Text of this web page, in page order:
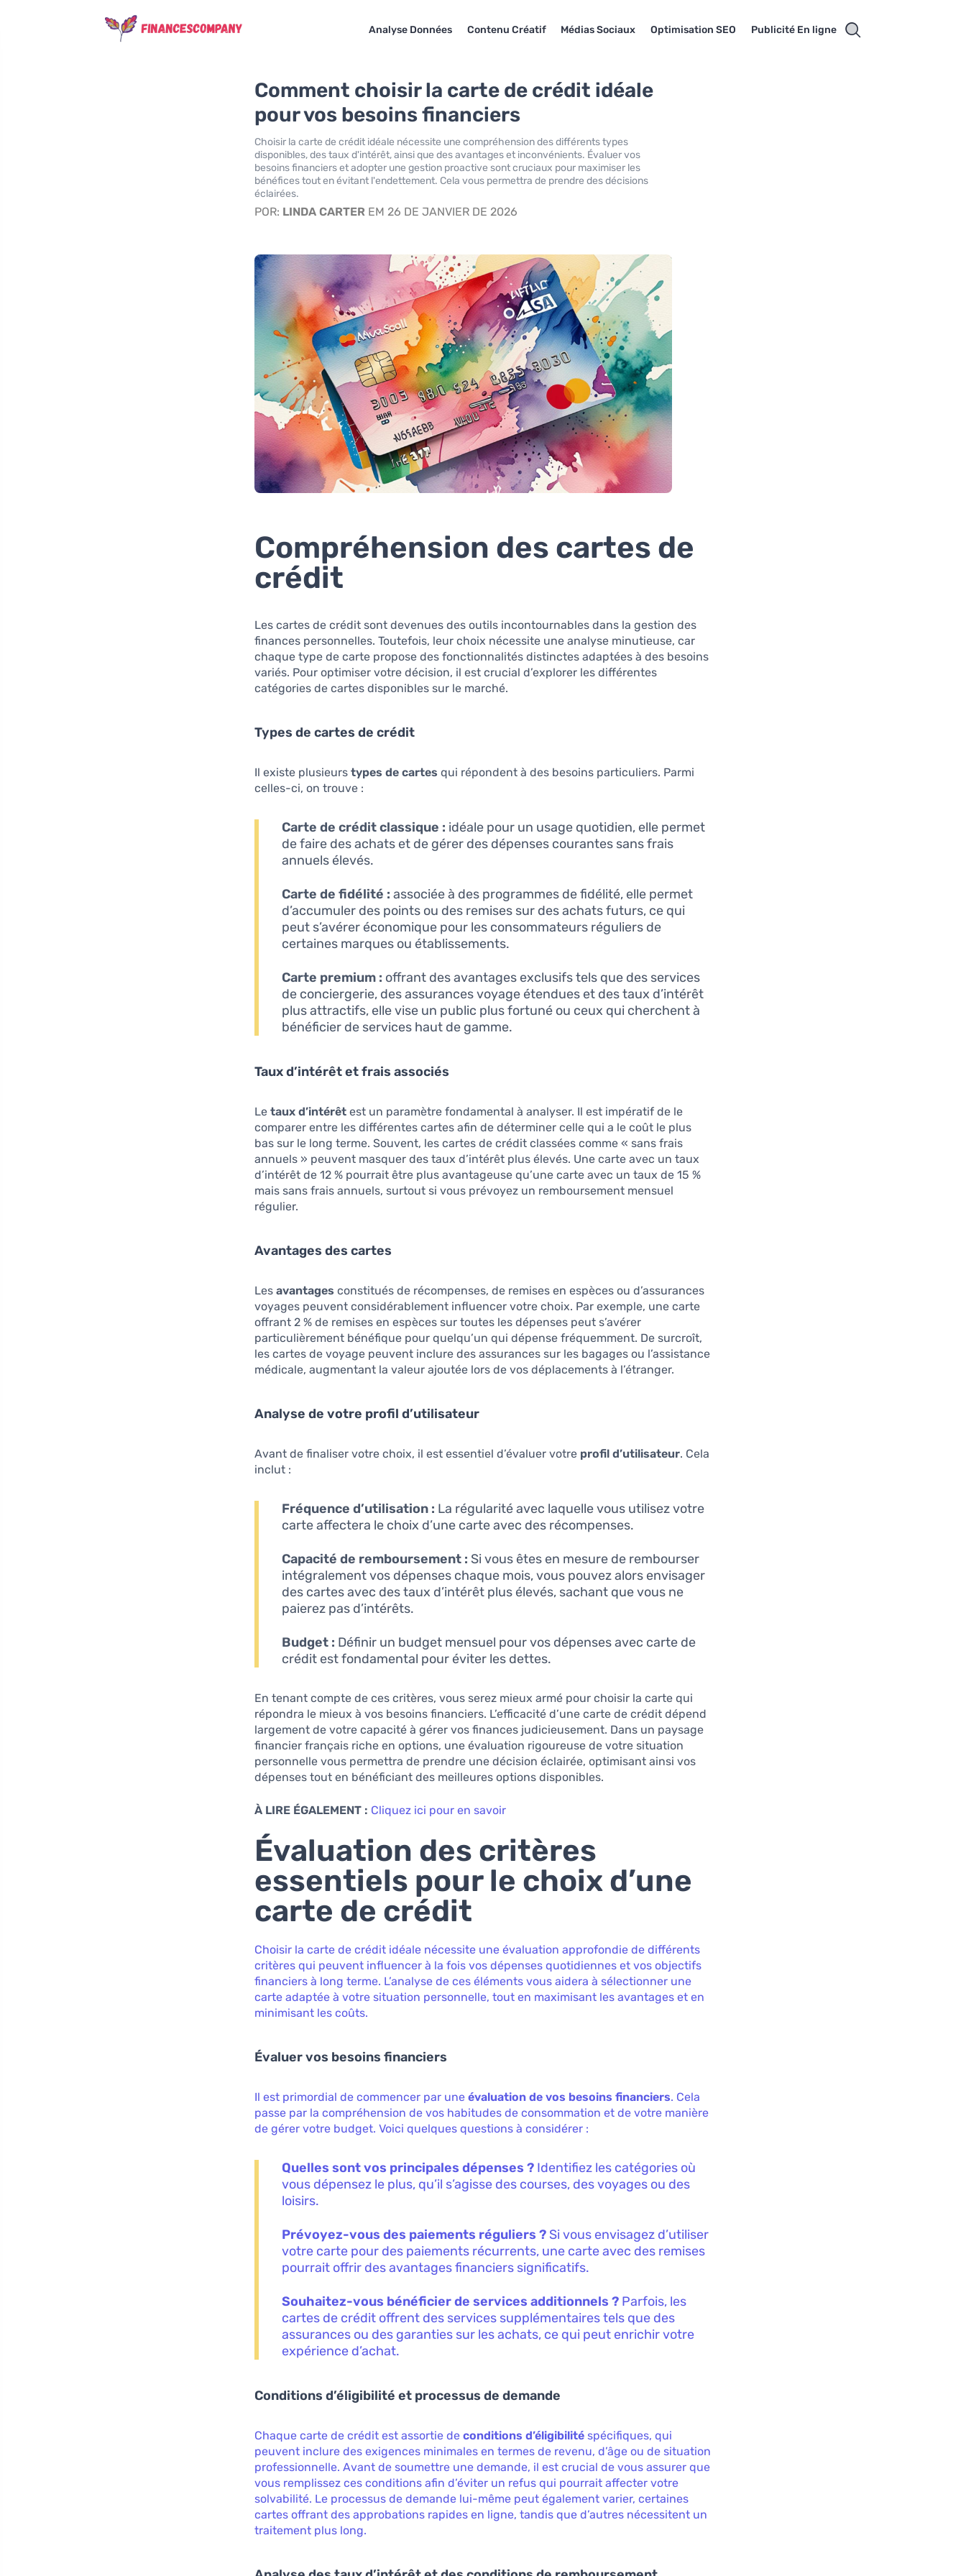
Analyse Données Contenu Créatif Médias Sociaux Optimisation SEO Publicité En ligne
Comment choisir la carte de crédit idéale
pour vos besoins financiers
Choisir la carte de crédit idéale nécessite une compréhension des différents types
disponibles, des taux d'intérêt, ainsi que des avantages et inconvénients. Évaluer vos
besoins financiers et adopter une gestion proactive sont cruciaux pour maximiser les
bénéfices tout en évitant l'endettement. Cela vous permettra de prendre des décisions
éclairées.
POR: LINDA CARTER EM 26 DE JANVIER DE 2026
Compréhension des cartes de
crédit
Les cartes de crédit sont devenues des outils incontournables dans la gestion des
finances personnelles. Toutefois, leur choix nécessite une analyse minutieuse, car
chaque type de carte propose des fonctionnalités distinctes adaptées à des besoins
variés. Pour optimiser votre décision, il est crucial d’explorer les différentes
catégories de cartes disponibles sur le marché.
Types de cartes de crédit
Il existe plusieurstypes de cartes qui répondent à des besoins particuliers. Parmi
celles-ci, on trouve :
Carte de crédit classique : idéale pour un usage quotidien, elle permet
de faire des achats et de gérer des dépenses courantes sans frais
annuels élevés.
Carte de fidélité : associée à des programmes de fidélité, elle permet
d’accumuler des points ou des remises sur des achats futurs, ce qui
peut s’avérer économique pour les consommateurs réguliers de
certaines marques ou établissements.
Carte premium : offrant des avantages exclusifs tels que des services
de conciergerie, des assurances voyage étendues et des taux d’intérêt
plus attractifs, elle vise un public plus fortuné ou ceux qui cherchent à
bénéficier de services haut de gamme.
Taux d’intérêt et frais associés
Letaux d’intérêt est un paramètre fondamental à analyser. Il est impératif de le
comparer entre les différentes cartes afin de déterminer celle qui a le coût le plus
bas sur le long terme. Souvent, les cartes de crédit classées comme « sans frais
annuels » peuvent masquer des taux d’intérêt plus élevés. Une carte avec un taux
d’intérêt de 12 % pourrait être plus avantageuse qu’une carte avec un taux de 15 %
mais sans frais annuels, surtout si vous prévoyez un remboursement mensuel
régulier.
Avantages des cartes
Lesavantages constitués de récompenses, de remises en espèces ou d’assurances
voyages peuvent considérablement influencer votre choix. Par exemple, une carte
offrant 2 % de remises en espèces sur toutes les dépenses peut s’avérer
particulièrement bénéfique pour quelqu’un qui dépense fréquemment. De surcroît,
les cartes de voyage peuvent inclure des assurances sur les bagages ou l’assistance
médicale, augmentant la valeur ajoutée lors de vos déplacements à l’étranger.
Analyse de votre profil d’utilisateur
Avant de finaliser votre choix, il est essentiel d’évaluer votre profil d’utilisateur. Cela
inclut :
Fréquence d’utilisation : La régularité avec laquelle vous utilisez votre
carte affectera le choix d’une carte avec des récompenses.
Capacité de remboursement : Si vous êtes en mesure de rembourser
intégralement vos dépenses chaque mois, vous pouvez alors envisager
des cartes avec des taux d’intérêt plus élevés, sachant que vous ne
paierez pas d’intérêts.
Budget : Définir un budget mensuel pour vos dépenses avec carte de
crédit est fondamental pour éviter les dettes.
En tenant compte de ces critères, vous serez mieux armé pour choisir la carte qui
répondra le mieux à vos besoins financiers. L’efficacité d’une carte de crédit dépend
largement de votre capacité à gérer vos finances judicieusement. Dans un paysage
financier français riche en options, une évaluation rigoureuse de votre situation
personnelle vous permettra de prendre une décision éclairée, optimisant ainsi vos
dépenses tout en bénéficiant des meilleures options disponibles.
À LIRE ÉGALEMENT : Cliquez ici pour en savoir
Évaluation des critères
essentiels pour le choix d’une
carte de crédit
Choisir la carte de crédit idéale nécessite une évaluation approfondie de différents
critères qui peuvent influencer à la fois vos dépenses quotidiennes et vos objectifs
financiers à long terme. L’analyse de ces éléments vous aidera à sélectionner une
carte adaptée à votre situation personnelle, tout en maximisant les avantages et en
minimisant les coûts.
Évaluer vos besoins financiers
Il est primordial de commencer par uneévaluation de vos besoins financiers. Cela
passe par la compréhension de vos habitudes de consommation et de votre manière
de gérer votre budget. Voici quelques questions à considérer :
Quelles sont vos principales dépenses ? Identifiez les catégories où
vous dépensez le plus, qu’il s’agisse des courses, des voyages ou des
loisirs.
Prévoyez-vous des paiements réguliers ? Si vous envisagez d’utiliser
votre carte pour des paiements récurrents, une carte avec des remises
pourrait offrir des avantages financiers significatifs.
Souhaitez-vous bénéficier de services additionnels ? Parfois, les
cartes de crédit offrent des services supplémentaires tels que des
assurances ou des garanties sur les achats, ce qui peut enrichir votre
expérience d’achat.
Conditions d’éligibilité et processus de demande
Chaque carte de crédit est assortie deconditions d’éligibilité spécifiques, qui
peuvent inclure des exigences minimales en termes de revenu, d’âge ou de situation
professionnelle. Avant de soumettre une demande, il est crucial de vous assurer que
vous remplissez ces conditions afin d’éviter un refus qui pourrait affecter votre
solvabilité. Le processus de demande lui-même peut également varier, certaines
cartes offrant des approbations rapides en ligne, tandis que d’autres nécessitent un
traitement plus long.